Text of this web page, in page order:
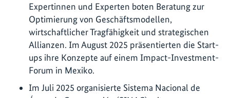
Expertinnen und Experten boten Beratung zur
Optimierung von Geschäftsmodellen,
wirtschaftlicher Tragfähigkeit und strategischen
Allianzen. Im August 2025 präsentierten die Start-
ups ihre Konzepte auf einem Impact-Investment-
Forum in Mexiko.
Im Juli 2025 organisierte Sistema Nacional de